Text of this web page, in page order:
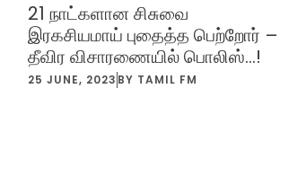
21 நாட்களான சிசுவை
இரகசியமாய் புதைத்த பெற்றோர் –
தீவிர விசாரணையில் பொலிஸ்…!
25 JUNE, 2023 BY TAMIL FM